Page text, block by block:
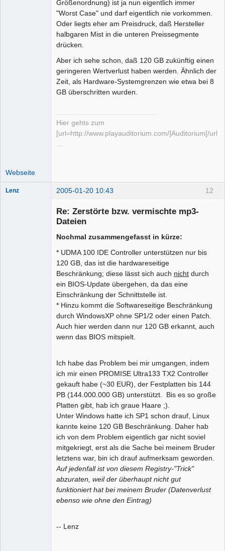
Größenordnung) ist ja nun eigentlich immer
"Worst Case" und darf eigentlich nie vorkommen.
Oder liegts eher am Preisdruck, daß Hersteller
halbgaren Mist in die unteren Preissegmente
drücken.
Aber ich sehe schon, daß 120 GB zukünftig einen
geringeren Wertverlust haben werden. Ähnlich der
Zeit, als Hardware-Systemgrenzen wie etwa bei 8
GB überschritten wurden.
Hier gehts zum
[url=http://www.playauditorium.com/]Auditorium[/url]
...
Webseite
12
Lenz 2005-01-20 10:43
Re: Zerstörte bzw. vermischte mp3-
Dateien
Nochmal zusammengefasst in kürze:
* UDMA 100 IDE Controller unterstützen nur bis
120 GB, das ist die hardwareseitige
Beschränkung; diese lässt sich auch nicht durch
ein BIOS-Update übergehen, da das eine
Einschränkung der Schnittstelle ist.
* Hinzu kommt die Softwareseitige Beschränkung
durch WindowsXP ohne SP1/2 oder einen Patch.
Auch hier werden dann nur 120 GB erkannt, auch
wenn das BIOS mitspielt.
Ich habe das Problem bei mir umgangen, indem
ich mir einen PROMISE Ultra133 TX2 Controller
gekauft habe (~30 EUR), der Festplatten bis 144
PB (144.000.000 GB) unterstützt. Bis es so große
Platten gibt, hab ich graue Haare ;).
Unter Windows hatte ich SP1 schon drauf, Linux
kannte keine 120 GB Beschränkung. Daher hab
ich von dem Problem eigentlich gar nicht soviel
mitgekriegt, erst als die Sache bei meinem Bruder
letztens war, bin ich drauf aufmerksam geworden.
Auf jedenfall ist von diesem Registry-"Trick"
abzuraten, weil der überhaupt nicht gut
funktioniert hat bei meinem Bruder (Datenverlust
ebenso wie ohne den Eintrag)
-- Lenz